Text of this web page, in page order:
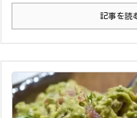
記事を読